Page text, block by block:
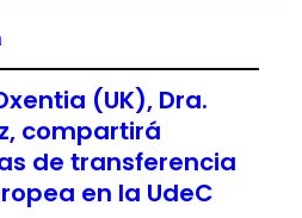
(UK), Dra.
compartirá
de transferencia
en la UdeC